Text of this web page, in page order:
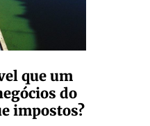
que um
do
impostos?